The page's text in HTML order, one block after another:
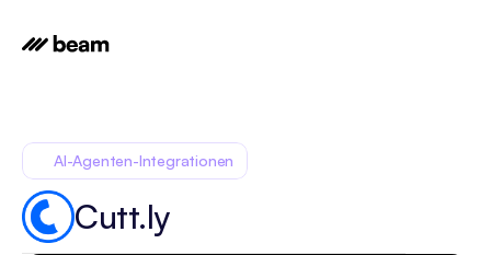
AI-Agenten-Integrationen
Cutt.ly